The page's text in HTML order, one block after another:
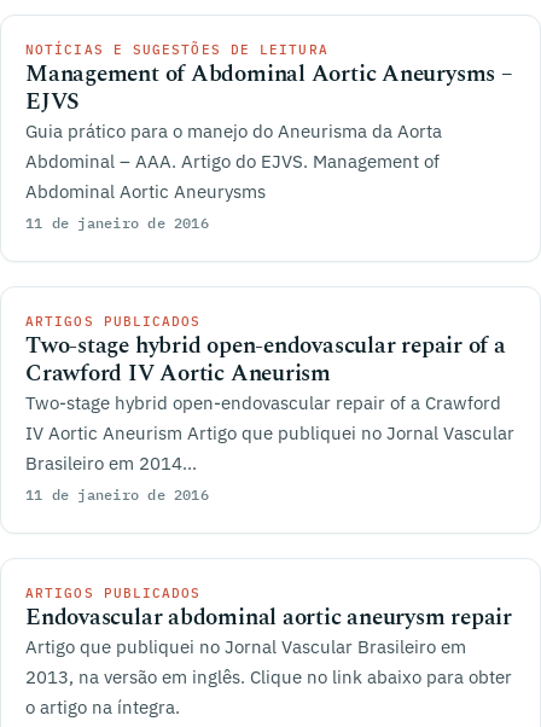
NOTÍCIAS E SUGESTÕES DE LEITURA
Management of Abdominal Aortic Aneurysms –
EJVS
Guia prático para o manejo do Aneurisma da Aorta
Abdominal – AAA. Artigo do EJVS. Management of
Abdominal Aortic Aneurysms
11 de janeiro de 2016
ARTIGOS PUBLICADOS
Two-stage hybrid open-endovascular repair of a
Crawford IV Aortic Aneurism
Two-stage hybrid open-endovascular repair of a Crawford
IV Aortic Aneurism Artigo que publiquei no Jornal Vascular
Brasileiro em 2014...
11 de janeiro de 2016
ARTIGOS PUBLICADOS
Endovascular abdominal aortic aneurysm repair
Artigo que publiquei no Jornal Vascular Brasileiro em
2013, na versão em inglês. Clique no link abaixo para obter
o artigo na íntegra.